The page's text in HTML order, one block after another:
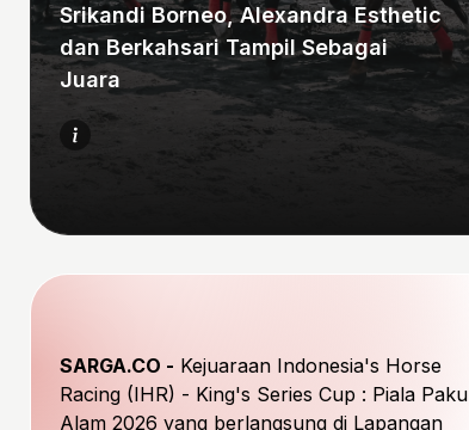
Srikandi Borneo, Alexandra Esthetic
dan Berkahsari Tampil Sebagai
Juara
SARGA.CO - Kejuaraan Indonesia's Horse
Racing (IHR) - King's Series Cup : Piala Paku
Alam 2026 yang berlangsung di Lapangan